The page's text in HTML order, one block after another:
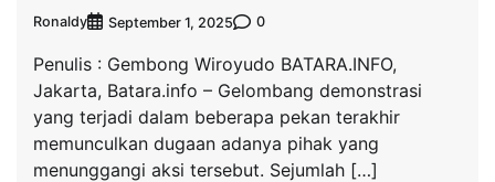
Ronaldy September 1, 2025 0
Penulis : Gembong Wiroyudo BATARA.INFO,
Jakarta, Batara.info – Gelombang demonstrasi
yang terjadi dalam beberapa pekan terakhir
memunculkan dugaan adanya pihak yang
menunggangi aksi tersebut. Sejumlah […]